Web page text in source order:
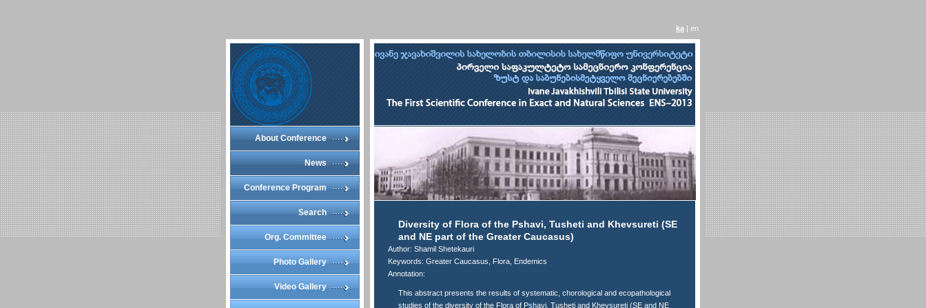
ka | en
About Conference
News
Conference Program
Search
Org. Committee
Photo Gallery
Video Gallery
Diversity of Flora of the Pshavi, Tusheti and Khevsureti (SE
and NE part of the Greater Caucasus)
Author: Shamil Shetekauri
Keywords: Greater Caucasus, Flora, Endemics
Annotation:
This abstract presents the results of systematic, chorological and ecopathological
studies of the diversity of the Flora of Pshavi, Tusheti and Khevsureti (SE and NE